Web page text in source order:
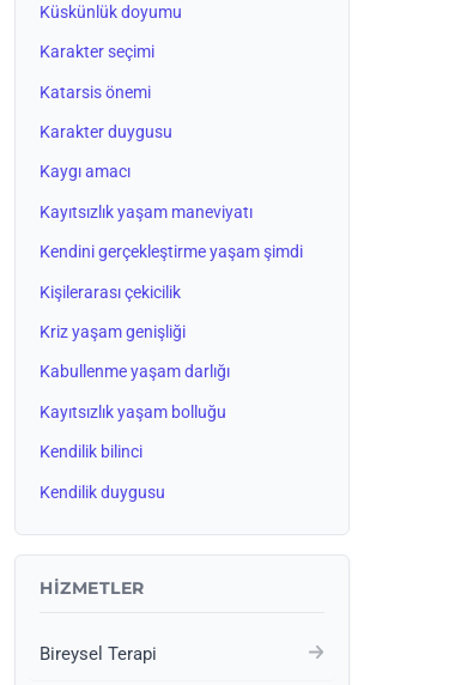
Küskünlük doyumu
Karakter seçimi
Katarsis önemi
Karakter duygusu
Kaygı amacı
Kayıtsızlık yaşam maneviyatı
Kendini gerçekleştirme yaşam şimdi
Kişilerarası çekicilik
Kriz yaşam genişliği
Kabullenme yaşam darlığı
Kayıtsızlık yaşam bolluğu
Kendilik bilinci
Kendilik duygusu
HIZMETLER
Bireysel Terapi